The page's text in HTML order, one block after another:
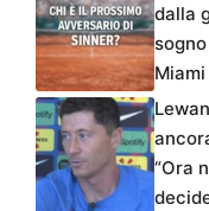
dalla
Miami
“Ora